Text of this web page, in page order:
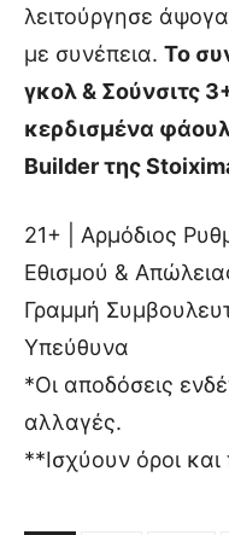
λειτούργησε
με συνέπεια. Το
γκολ & Σούνσιτς
κερδισμένα
Builder της
21+ | Αρμόδιος
Εθισμού &
Γραμμή
Υπεύθυνα
*Οι αποδόσεις
αλλαγές.
**Ισχύουν όροι